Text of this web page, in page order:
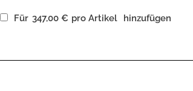
Für 347,00 € pro Artikel hinzufügen